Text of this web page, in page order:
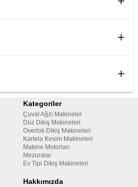
Kategoriler
Çuval Ağzı Makineler
Düz Dikiş Makineleri
Overlok Dikiş Makineleri
Kartela Kesim Makineleri
Makine Motorları
Mezuralar
Ev Tipi Dikiş Makineleri
Hakkımızda